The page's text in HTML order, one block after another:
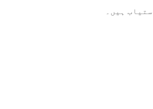
ہیں۔